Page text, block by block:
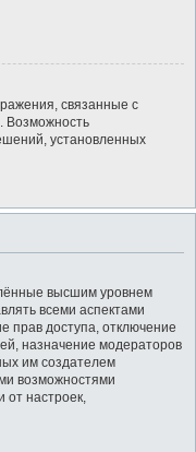
связанные с
Возможность
установленных
высшим уровнем
всеми аспектами
прав доступа, отключение
назначение модераторов
им создателем
возможностями
от настроек,